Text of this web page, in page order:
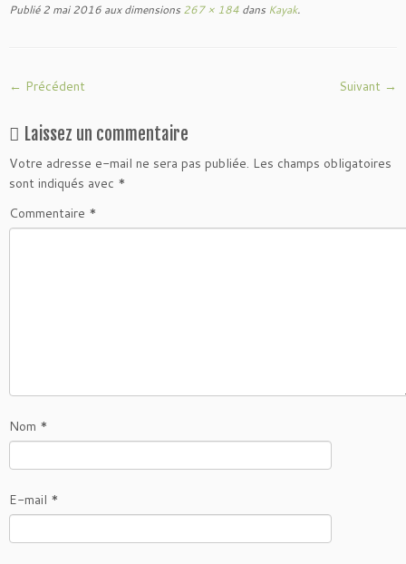
Publié 2 mai 2016 aux dimensions 267 × 184 dans Kayak.
← Précédent Suivant →
Laissez un commentaire
Votre adresse e-mail ne sera pas publiée. Les champs obligatoires
sont indiqués avec *
Commentaire *
Nom *
E-mail *